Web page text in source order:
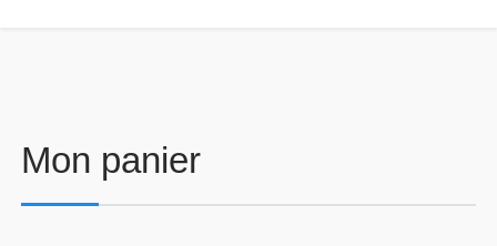
Mon panier